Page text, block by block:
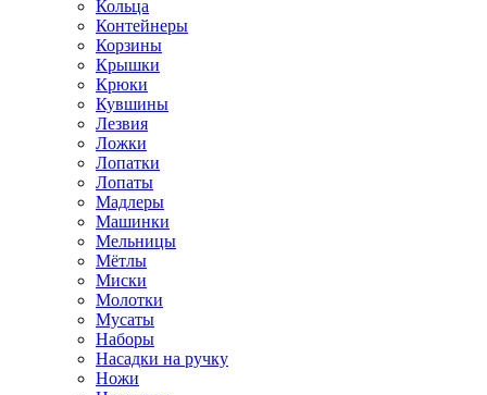
Кольца
Контейнеры
Корзины
Крышки
Крюки
Кувшины
Лезвия
Ложки
Лопатки
Лопаты
Мадлеры
Машинки
Мельницы
Мётлы
Миски
Молотки
Мусаты
Наборы
Насадки на ручку
Ножи